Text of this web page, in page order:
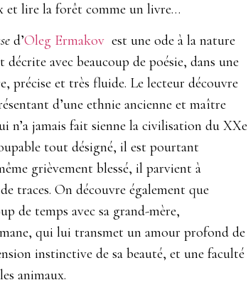
et lire la forêt comme un livre…
d’Oleg Ermakov est une ode à la nature
décrite avec beaucoup de poésie, dans une
précise et très fluide. Le lecteur découvre
d’une ethnie ancienne et maître
n’a jamais fait sienne la civilisation du XXe
tout désigné, il est pourtant
grièvement blessé, il parvient à
de traces. On découvre également que
de temps avec sa grand-mère,
qui lui transmet un amour profond de
instinctive de sa beauté, et une faculté
animaux.